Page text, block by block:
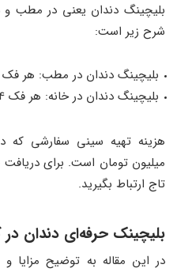
بلیچینگ دندان یعنی در مطب و
شرح زیر است:
بلیچینگ دندان در مطب: هر فک 3 و نیم میلیون
بلیچینگ دندان در خانه: هر فک 4 میلیون تومان
میلیون تومان است. برای
تاج ارتباط بگیرید.
بلیچینک حرفه‌ای دندان
در این مقاله به توضیح مزایا